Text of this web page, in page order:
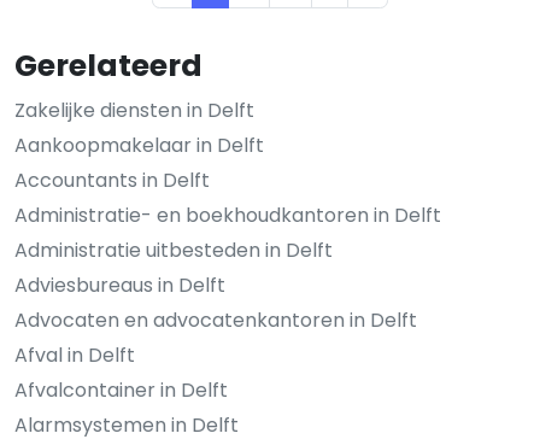
Gerelateerd
Zakelijke diensten in Delft
Aankoopmakelaar in Delft
Accountants in Delft
Administratie- en boekhoudkantoren in Delft
Administratie uitbesteden in Delft
Adviesbureaus in Delft
Advocaten en advocatenkantoren in Delft
Afval in Delft
Afvalcontainer in Delft
Alarmsystemen in Delft